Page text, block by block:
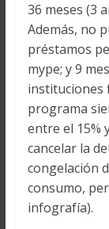
36 meses (3
Además, no
préstamos
mype; y 9
instituciones
programa
entre el 15%
cancelar la
congelación
consumo,
infografía).